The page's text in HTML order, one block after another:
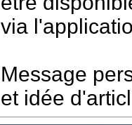
via
Message
et idée